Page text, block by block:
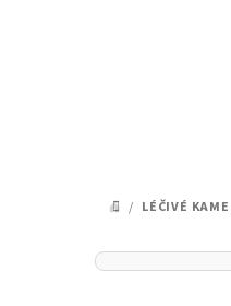
DOMŮ
/ LÉČIVÉ
P